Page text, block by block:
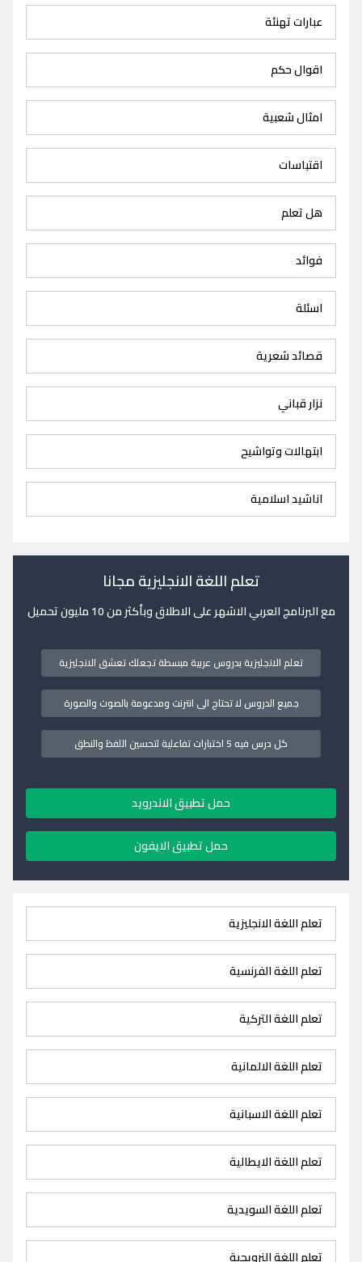
عبارات تهنئة
اقوال حكم
امثال شعبية
اقتباسات
هل تعلم
فوائد
اسئلة
قصائد شعرية
نزار قباني
ابتهالات وتواشيح
اناشيد اسلامية
تعلم اللغة الانجليزية مجانا
مع البرنامج العربي الاشهر على الاطلاق وبأكثر من 10 مليون تحميل
تعلم الانجليزية بدروس عربية مبسطة تجعلك تعشق الانجليزية
جميع الدروس لا تحتاج الى انترنت ومدعومة بالصوت والصورة
كل درس فيه 5 اختبارات تفاعلية لتحسين اللفظ والنطق
حمل تطبيق الاندرويد
حمل تطبيق الايفون
تعلم اللغة الانجليزية
تعلم اللغة الفرنسية
تعلم اللغة التركية
تعلم اللغة الالمانية
تعلم اللغة الاسبانية
تعلم اللغة الايطالية
تعلم اللغة السويدية
تعلم اللغة النرويجية